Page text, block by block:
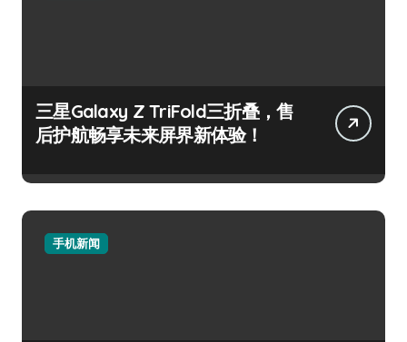
三星Galaxy Z TriFold三折叠，售
后护航畅享未来屏界新体验！
手机新闻